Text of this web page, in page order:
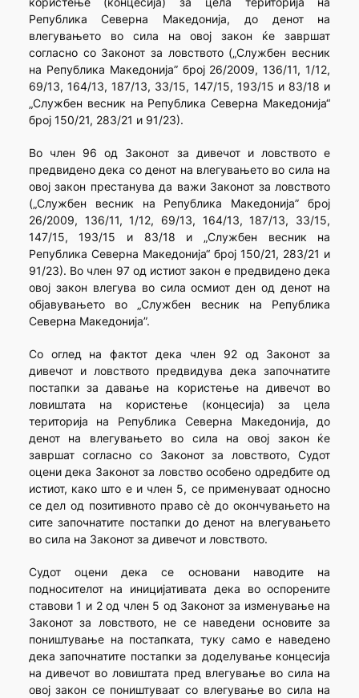
Република Северна Македонија, до денот на
влегувањето во сила на овој закон ќе завршат
согласно со Законот за ловството („Службен весник
на Република Македонија” број 26/2009, 136/11, 1/12,
69/13, 164/13, 187/13, 33/15, 147/15, 193/15 и 83/18 и
„Службен весник на Република Северна Македонија“
број 150/21, 283/21 и 91/23).
Во член 96 од Законот за дивечот и ловството е
предвидено дека со денот на влегувањето во сила на
овој закон престанува да важи Законот за ловството
(„Службен весник на Република Македонија” број
26/2009, 136/11, 1/12, 69/13, 164/13, 187/13, 33/15,
147/15, 193/15 и 83/18 и „Службен весник на
Република Северна Македонија“ број 150/21, 283/21 и
91/23). Во член 97 од истиот закон е предвидено дека
овој закон влегува во сила осмиот ден од денот на
објавувањето во „Службен весник на Република
Северна Македонија”.
Со оглед на фактот дека член 92 од Законот за
дивечот и ловството предвидува дека започнатите
постапки за давање на користење на дивечот во
ловиштата на користење (концесија) за цела
територија на Република Северна Македонија, до
денот на влегувањето во сила на овој закон ќе
завршат согласно со Законот за ловството, Судот
оцени дека Законот за ловство особено одредбите од
истиот, како што е и член 5, се применуваат односно
се дел од позитивното право сè до окончувањето на
сите започнатите постапки до денот на влегувањето
во сила на Законот за дивечот и ловството.
Судот оцени дека се основани наводите на
подносителот на иницијативата дека во оспорените
ставови 1 и 2 од член 5 од Законот за изменување на
Законот за ловството, не се наведени основите за
поништување на постапката, туку само е наведено
дека започнатите постапки за доделување концесија
на дивечот во ловиштата пред влегување во сила на
овој закон се поништуваат со влегување во сила на